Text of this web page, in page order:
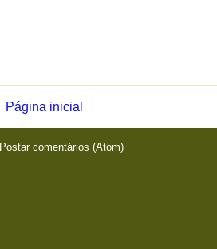
Página inicial
Postar comentários (Atom)